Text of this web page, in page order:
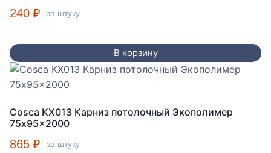
240 ₽ за штуку
В корзину
Cosca KX013 Карниз потолочный Экополимер
75x95x2000
865 ₽ за штуку